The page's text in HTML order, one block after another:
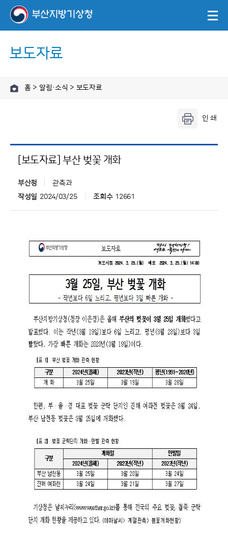
보도자료
홈 > 알림·소식 > 보도자료
[보도자료] 부산 벚꽃 개화
부산청
관측과
작성일 2024/03/25 조회수 12661